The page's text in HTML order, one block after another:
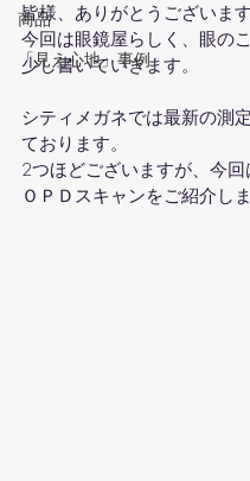
商品
「見え心地」事例
皆様、ありがとうございます
今回は眼鏡屋らしく、眼の
少し書いていきます。
シティメガネでは最新の測
ております。
2つほどございますが、今
ＯＰＤスキャンをご紹介しま